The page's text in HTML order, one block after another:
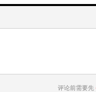
评论前需要先